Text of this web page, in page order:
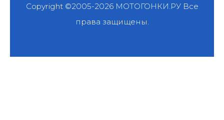
Copyright ©2005-2026 МОТОГОНКИ.РУВсе
права защищены.